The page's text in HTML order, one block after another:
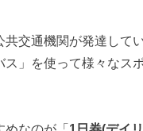
共交通機関が発達して
ス」を使って様々なス